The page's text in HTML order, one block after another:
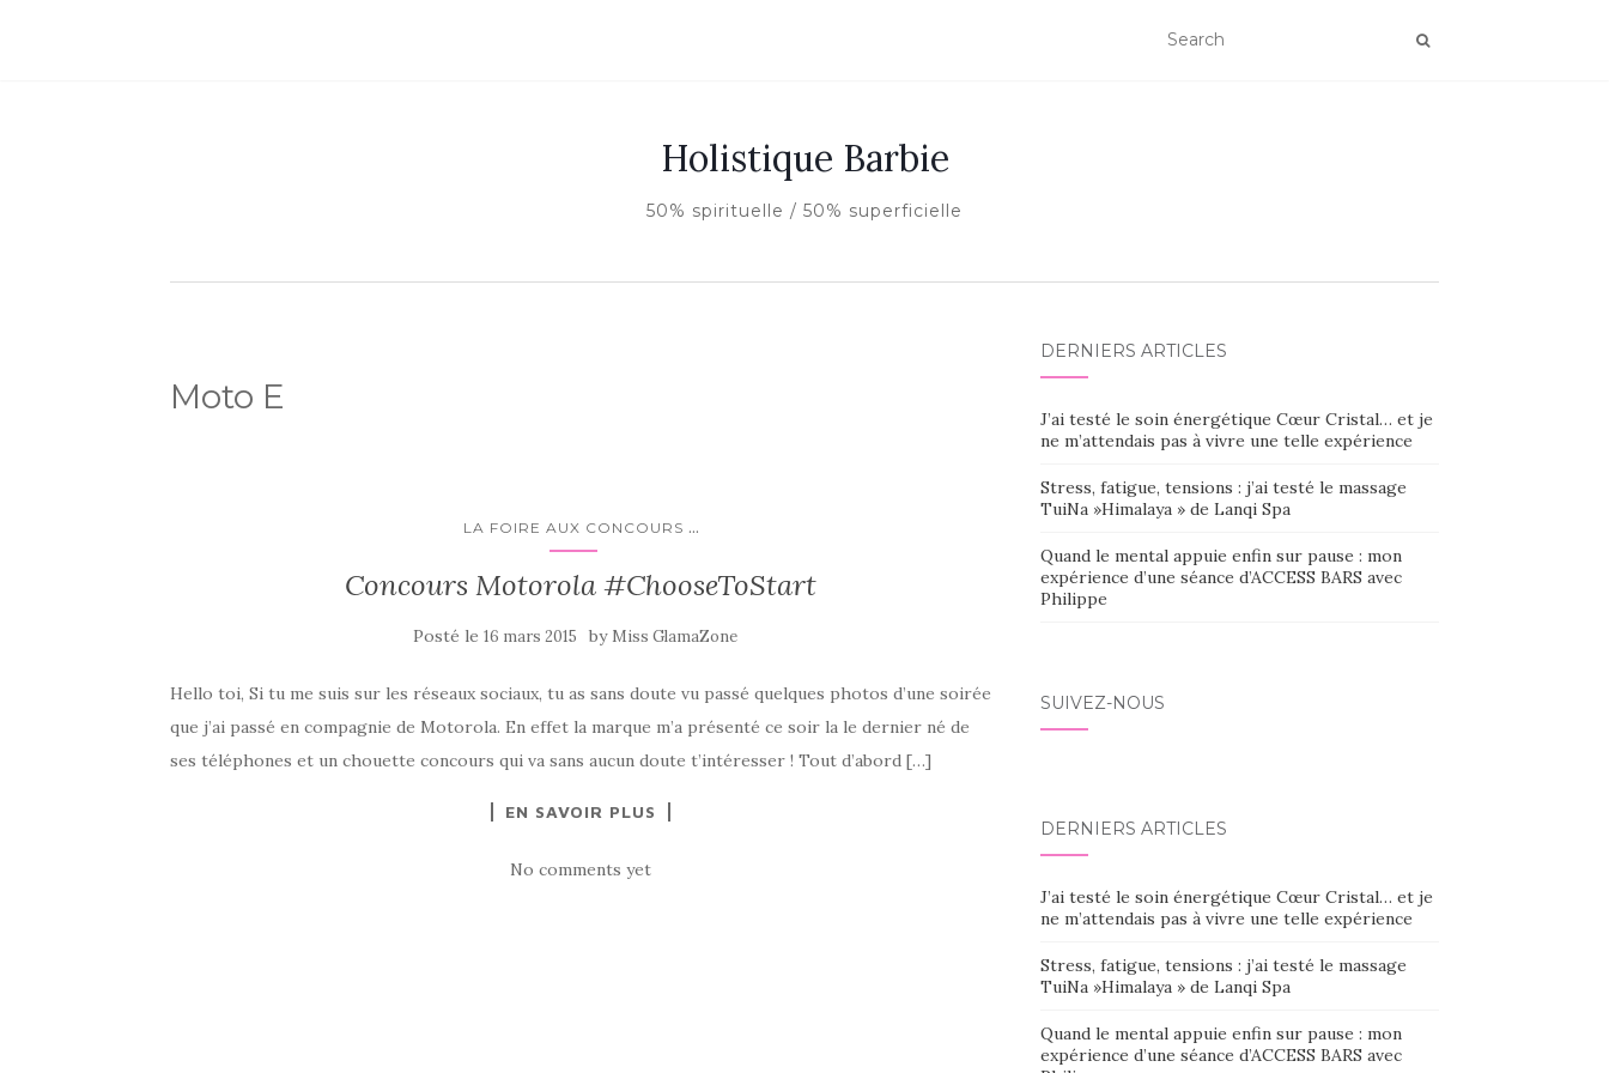
Holistique Barbie
50% spirituelle / 50% superficielle
Moto E
LA FOIRE AUX CONCOURS ...
Concours Motorola #ChooseToStart
Posté le 16 mars 2015 by Miss GlamaZone
Hello toi, Si tu me suis sur les réseaux sociaux, tu as sans doute vu passé quelques photos d’une soirée
que j’ai passé en compagnie de Motorola. En effet la marque m’a présenté ce soir la le dernier né de
ses téléphones et un chouette concours qui va sans aucun doute t’intéresser ! Tout d’abord […]
EN SAVOIR PLUS
No comments yet
DERNIERS ARTICLES
J’ai testé le soin énergétique Cœur Cristal… et je
ne m’attendais pas à vivre une telle expérience
Stress, fatigue, tensions : j’ai testé le massage
TuiNa »Himalaya » de Lanqi Spa
Quand le mental appuie enfin sur pause : mon
expérience d’une séance d’ACCESS BARS avec
Philippe
SUIVEZ-NOUS
DERNIERS ARTICLES
J’ai testé le soin énergétique Cœur Cristal… et je
ne m’attendais pas à vivre une telle expérience
Stress, fatigue, tensions : j’ai testé le massage
TuiNa »Himalaya » de Lanqi Spa
Quand le mental appuie enfin sur pause : mon
expérience d’une séance d’ACCESS BARS avec